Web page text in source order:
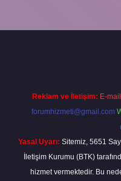
Reklam ve İletişim: E-
forumhizmeti@gmail.com
Yasal Uyarı: Sitemiz, 5651
İletişim Kurumu (BTK)
hizmet vermektedir. Bu